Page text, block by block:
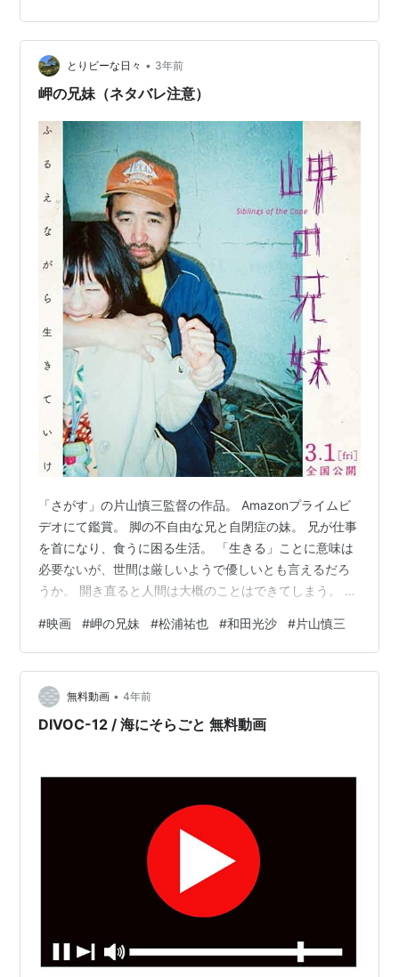
考えてはいない。 そうした田舎の思惑が極大化した時に
起こるのが、本作でも描かれているエピソードの数々。
もっともこの村には、他にも裏があるよ…
とりビーな日々 • 3年前
岬の兄妹（ネタバレ注意）
「さがす」の片山慎三監督の作品。 Amazonプライムビ
デオにて鑑賞。 脚の不自由な兄と自閉症の妹。 兄が仕事
を首になり、食うに困る生活。 「生きる」ことに意味は
必要ないが、世間は厳しいようで優しいとも言えるだろ
うか。 開き直ると人間は大概のことはできてしまう。 た
しれない。 どんな形であれ、必要とされていることが、
生きるエネルギーになるのだ。 点数は、7点（10点満
点）。 タイトル：岬の兄妹 製作年：2018年 製作国：日
本 配給：プレシディオ 監督：片山慎三 主演：松浦祐
也、和田光沙 他出演者：北山雅康、中村祐太郎、岩谷健
#映画 #岬の兄妹 #松浦祐也 #和田光沙 #片山慎三
無料動画 • 4年前
DIVOC-12 / 海にそらごと 無料動画